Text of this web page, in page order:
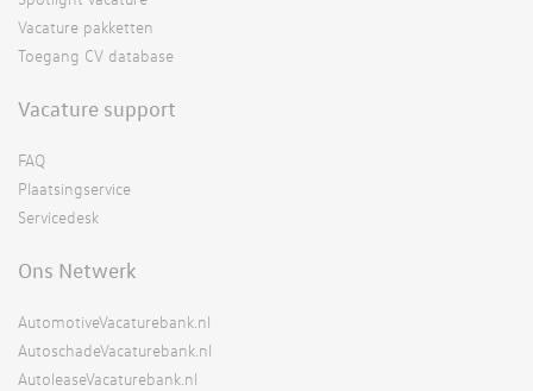
Vacature pakketten
Toegang CV database
Vacature support
FAQ
Plaatsingservice
Servicedesk
Ons Netwerk
AutomotiveVacaturebank.nl
AutoschadeVacaturebank.nl
AutoleaseVacaturebank.nl